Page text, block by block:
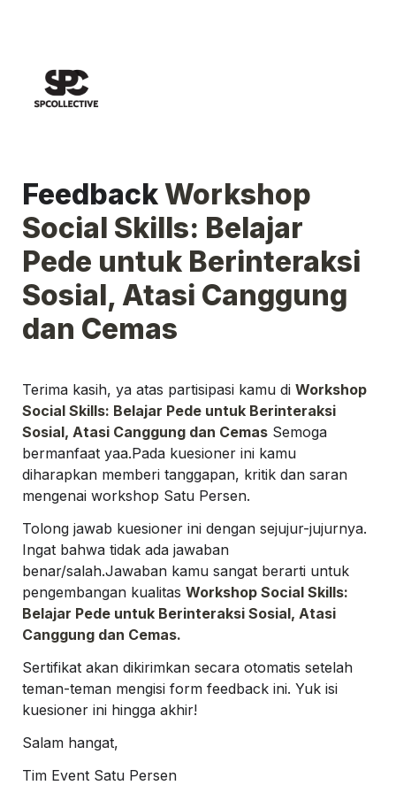
Feedback Workshop
Social Skills: Belajar
Pede untuk Berinteraksi
Sosial, Atasi Canggung
Terima kasih, ya atas partisipasi kamu di Workshop
Social Skills: Belajar Pede untuk Berinteraksi
Sosial, Atasi Canggung dan Cemas Semoga
bermanfaat yaa.Pada kuesioner ini kamu
diharapkan memberi tanggapan, kritik dan saran
mengenai workshop Satu Persen.
Tolong jawab kuesioner ini dengan sejujur-jujurnya.
Ingat bahwa tidak ada jawaban
benar/salah.Jawaban kamu sangat berarti untuk
pengembangan kualitas Workshop Social Skills:
Belajar Pede untuk Berinteraksi Sosial, Atasi
Canggung dan Cemas.
Sertifikat akan dikirimkan secara otomatis setelah
teman-teman mengisi form feedback ini. Yuk isi
kuesioner ini hingga akhir!
Salam hangat,
Tim Event Satu Persen